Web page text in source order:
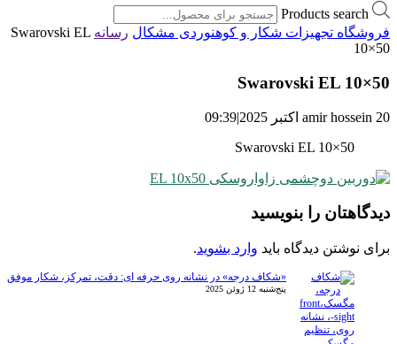
Products search
فروشگاه تجهیزات شکار و کوهنوردی مشکال رسانه Swarovski EL
10×50
Swarovski EL 10×50
amir hossein 20 اکتبر 2025 |
09:39
Swarovski EL 10×50
دیدگاهتان را بنویسید
برای نوشتن دیدگاه باید وارد بشوید.
«شکاف درجه» در نشانه روی حرفه ای: دقت، تمرکز، شکار موفق
پنج‌شنبه 12 ژوئن 2025